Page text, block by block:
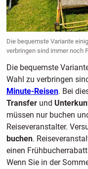
Die bequemste Variante
verbringen sind immer noch
Die bequemste
Wahl zu verbringen
Minute-Reisen. Bei
Transfer und
müssen nur buchen
Reiseveranstalter.
buchen.
einen
Wenn Sie in der